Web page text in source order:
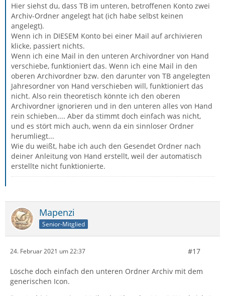
Hier siehst du, dass TB im unteren, betroffenen Konto zwei
Archiv-Ordner angelegt hat (ich habe selbst keinen
angelegt).
Wenn ich in DIESEM Konto bei einer Mail auf archivieren
klicke, passiert nichts.
Wenn ich eine Mail in den unteren Archivordner von Hand
verschiebe, funktioniert das. Wenn ich eine Mail in den
oberen Archivordner bzw. den darunter von TB angelegten
Jahresordner von Hand verschieben will, funktioniert das
nicht. Also rein theoretisch könnte ich den oberen
Archivordner ignorieren und in den unteren alles von Hand
rein schieben.... Aber da stimmt doch einfach was nicht,
und es stört mich auch, wenn da ein sinnloser Ordner
herumliegt...
Wie du weißt, habe ich auch den Gesendet Ordner nach
deiner Anleitung von Hand erstellt, weil der automatisch
erstellte nicht funktionierte.
Mapenzi
Senior-Mitglied
24. Februar 2021 um 22:37 #17
Lösche doch einfach den unteren Ordner Archiv mit dem
generischen Icon.